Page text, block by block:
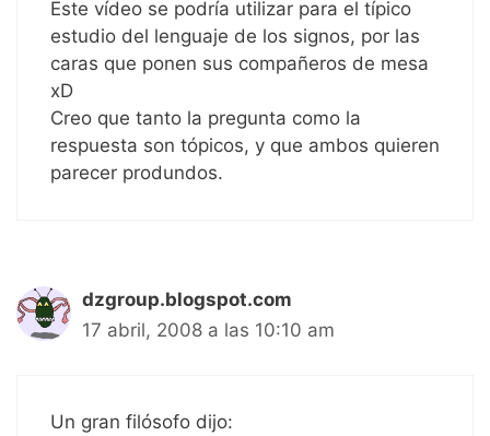
Este vídeo se podría utilizar para el típico
estudio del lenguaje de los signos, por las
caras que ponen sus compañeros de mesa
xD
Creo que tanto la pregunta como la
respuesta son tópicos, y que ambos quieren
parecer produndos.
dzgroup.blogspot.com
17 abril, 2008 a las 10:10 am
Un gran filósofo dijo: